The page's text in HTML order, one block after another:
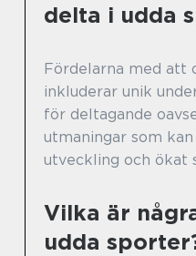
delta i udda
Fördelarna med att
inkluderar unik
för deltagande
utmaningar som
utveckling och ökat
Vilka är
udda